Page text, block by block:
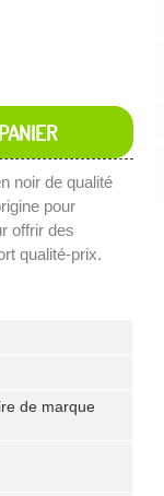
noir de qualité
pour
offrir des
qualité-prix.
de marque